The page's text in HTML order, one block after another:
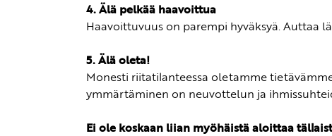
4. Älä pelkää haavoittua
Haavoittuvuus on parempi hyväksyä. Auttaa
5. Älä oleta!
Monesti riitatilanteessa oletamme
ymmärtäminen on neuvottelun ja
Ei ole koskaan liian myöhäistä aloittaa